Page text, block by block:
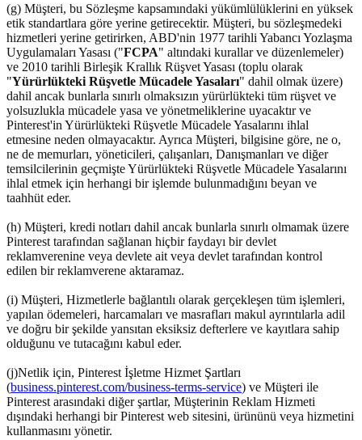
(g) Müşteri, bu Sözleşme kapsamındaki yükümlülüklerini en yüksek
etik standartlara göre yerine getirecektir. Müşteri, bu sözleşmedeki
hizmetleri yerine getirirken, ABD'nin 1977 tarihli Yabancı Yozlaşma
Uygulamaları Yasası ("FCPA" altındaki kurallar ve düzenlemeler)
ve 2010 tarihli Birleşik Krallık Rüşvet Yasası (toplu olarak
"Yürürlükteki Rüşvetle Mücadele Yasaları" dahil olmak üzere)
dahil ancak bunlarla sınırlı olmaksızın yürürlükteki tüm rüşvet ve
yolsuzlukla mücadele yasa ve yönetmeliklerine uyacaktır ve
Pinterest'in Yürürlükteki Rüşvetle Mücadele Yasalarını ihlal
etmesine neden olmayacaktır. Ayrıca Müşteri, bilgisine göre, ne o,
ne de memurları, yöneticileri, çalışanları, Danışmanları ve diğer
temsilcilerinin geçmişte Yürürlükteki Rüşvetle Mücadele Yasalarını
ihlal etmek için herhangi bir işlemde bulunmadığını beyan ve
taahhüt eder.
(h) Müşteri, kredi notları dahil ancak bunlarla sınırlı olmamak üzere
Pinterest tarafından sağlanan hiçbir faydayı bir devlet
reklamverenine veya devlete ait veya devlet tarafından kontrol
edilen bir reklamverene aktaramaz.
(i) Müşteri, Hizmetlerle bağlantılı olarak gerçekleşen tüm işlemleri,
yapılan ödemeleri, harcamaları ve masrafları makul ayrıntılarla adil
ve doğru bir şekilde yansıtan eksiksiz defterlere ve kayıtlara sahip
olduğunu ve tutacağını kabul eder.
(j)Netlik için, Pinterest İşletme Hizmet Şartları
(business.pinterest.com/business-terms-service) ve Müşteri ile
Pinterest arasındaki diğer şartlar, Müşterinin Reklam Hizmeti
dışındaki herhangi bir Pinterest web sitesini, ürününü veya hizmetini
kullanmasını yönetir.